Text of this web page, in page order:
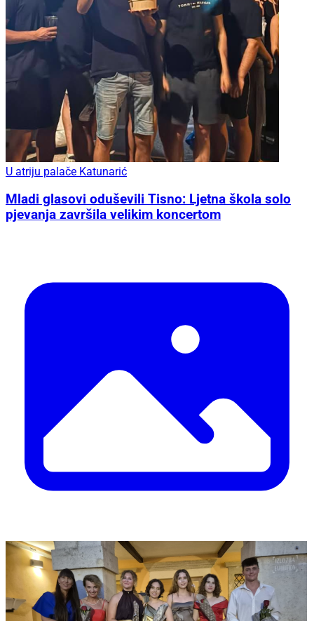
U atriju palače Katunarić
Mladi glasovi oduševili Tisno: Ljetna škola solo
pjevanja završila velikim koncertom